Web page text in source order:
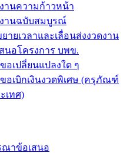
านความก้าวหน้า
านฉบับสมบูรณ์
ายเวลาและเลื่อนส่งงวดงาน
นอโครงการ บพข.
อเปลี่ยนแปลงใด ๆ
อเบิกเงินงวดพิเศษ (ครุภัณฑ์
เทศ)
ณาข้อเสนอ